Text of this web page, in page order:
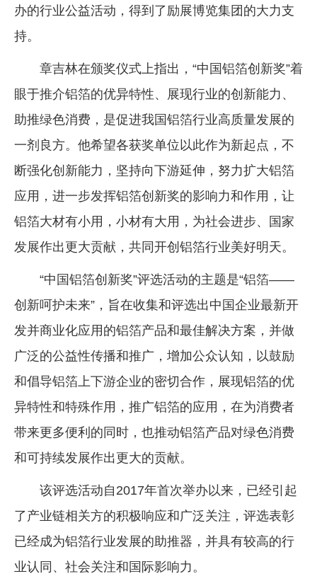
办的行业公益活动，得到了励展博览集团的大力支
持。
章吉林在颁奖仪式上指出，“中国铝箔创新奖”着
眼于推介铝箔的优异特性、展现行业的创新能力、
助推绿色消费，是促进我国铝箔行业高质量发展的
一剂良方。他希望各获奖单位以此作为新起点，不
断强化创新能力，坚持向下游延伸，努力扩大铝箔
应用，进一步发挥铝箔创新奖的影响力和作用，让
铝箔大材有小用，小材有大用，为社会进步、国家
发展作出更大贡献，共同开创铝箔行业美好明天。
“中国铝箔创新奖”评选活动的主题是“铝箔——
创新呵护未来”，旨在收集和评选出中国企业最新开
发并商业化应用的铝箔产品和最佳解决方案，并做
广泛的公益性传播和推广，增加公众认知，以鼓励
和倡导铝箔上下游企业的密切合作，展现铝箔的优
异特性和特殊作用，推广铝箔的应用，在为消费者
带来更多便利的同时，也推动铝箔产品对绿色消费
和可持续发展作出更大的贡献。
该评选活动自2017年首次举办以来，已经引起
了产业链相关方的积极响应和广泛关注，评选表彰
已经成为铝箔行业发展的助推器，并具有较高的行
业认同、社会关注和国际影响力。